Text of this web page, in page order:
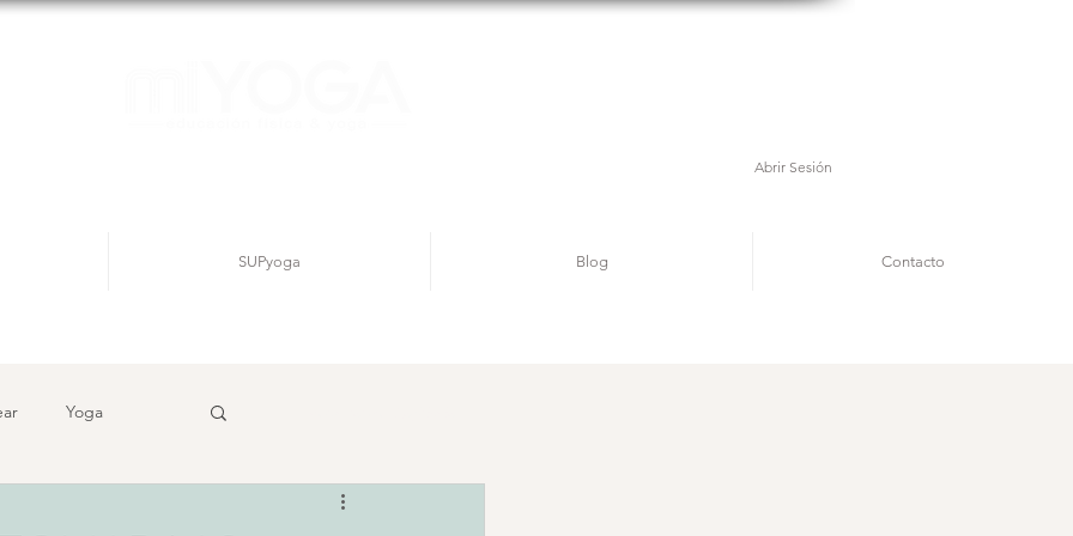
Abrir Sesión
SUPyoga Blog Contacto
Yoga